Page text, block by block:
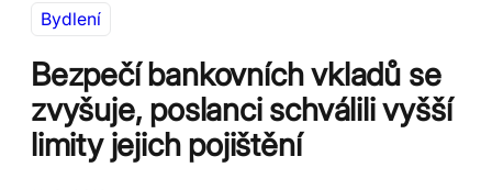
Bydlení
Bezpečí bankovních vkladů se
zvyšuje, poslanci schválili vyšší
limity jejich pojištění